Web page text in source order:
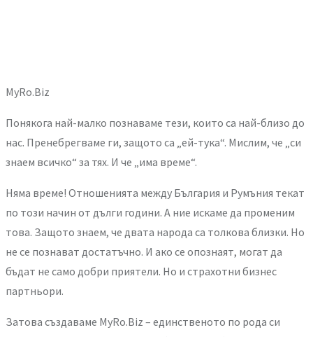
MyRo.Biz
Понякога най-малко познаваме тези, които са най-близо до
нас. Пренебрегваме ги, защото са „ей-тука“. Мислим, че „си
знаем всичко“ за тях. И че „има време“.
Няма време! Отношенията между България и Румъния текат
по този начин от дълги години. А ние искаме да променим
това. Защото знаем, че двата народа са толкова близки. Но
не се познават достатъчно. И ако се опознаят, могат да
бъдат не само добри приятели. Но и страхотни бизнес
партньори.
Затова създаваме MyRo.Biz – единственото по рода си